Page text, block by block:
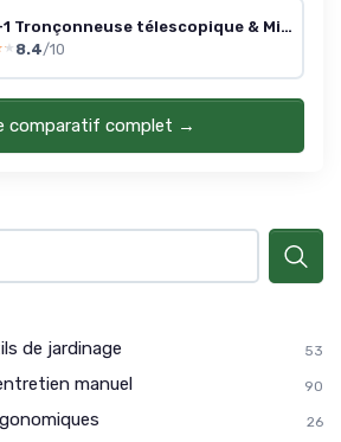
2-en-1 Tronçonneuse télescopique & Mini tronçonneuse avec 2 Batteries de 4000mAh, Tronçonneuse sans Balais de 8 Pouces avec Perche, Extensible jusqu'à 15 Pieds pour Élagage des Arbres Bleu Profond
8.4/10
comparatif complet →
de jardinage 53
manuel 90
26